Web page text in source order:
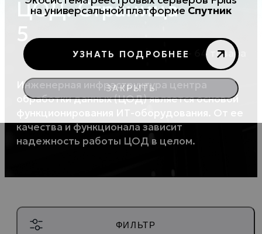
ЦОД. Страница
5
– 64 товара
Инженерная инфраструктура центра
обработки данных (ЦОД) является основой
функционирования ИТ-оборудования. От ее
качества и функционала зависит
надежность работы ЦОД в целом.
ФИЛЬТР
на универсальной платформе Спутник
УЗНАТЬ ПОДРОБНЕЕ
ЗАКРЫТЬ